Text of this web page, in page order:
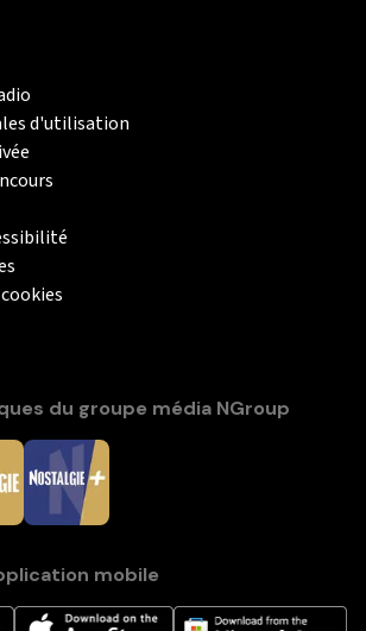
d'utilisation
du groupe média NGroup
mobile